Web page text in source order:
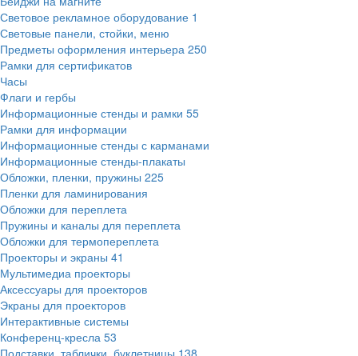
Световое рекламное оборудование 1
Световые панели, стойки, меню
Предметы оформления интерьера 250
Рамки для сертификатов
Часы
Флаги и гербы
Информационные стенды и рамки 55
Рамки для информации
Информационные стенды с карманами
Информационные стенды-плакаты
Обложки, пленки, пружины 225
Пленки для ламинирования
Обложки для переплета
Пружины и каналы для переплета
Обложки для термопереплета
Проекторы и экраны 41
Мультимедиа проекторы
Аксессуары для проекторов
Экраны для проекторов
Интерактивные системы
Конференц-кресла 53